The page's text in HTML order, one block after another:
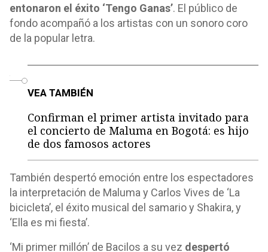
entonaron el éxito ‘Tengo Ganas’. El público de
fondo acompañó a los artistas con un sonoro coro
de la popular letra.
VEA TAMBIÉN
Confirman el primer artista invitado para
el concierto de Maluma en Bogotá: es hijo
de dos famosos actores
También despertó emoción entre los espectadores
la interpretación de Maluma y Carlos Vives de ‘La
bicicleta’, el éxito musical del samario y Shakira, y
‘Ella es mi fiesta’.
‘Mi primer millón’ de Bacilos a su vez despertó